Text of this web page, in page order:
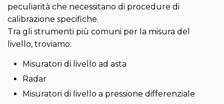
peculiarità che necessitano di procedure di
calibrazione specifiche.
Tra gli strumenti più comuni per la misura del
livello, troviamo:
Misuratori di livello ad asta
Radar
Misuratori di livello a pressione differenziale